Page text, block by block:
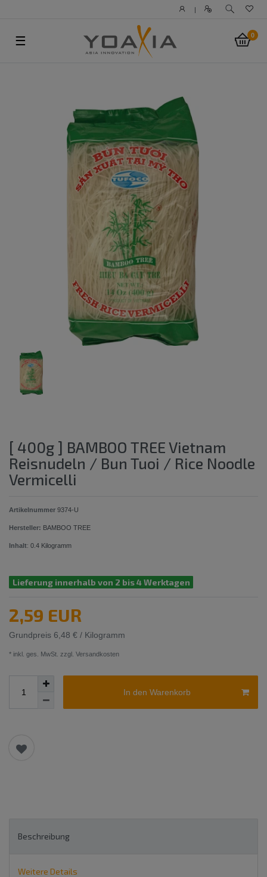
|
0
☰
[ 400g ] BAMBOO TREE Vietnam
Reisnudeln / Bun Tuoi / Rice Noodle
Vermicelli
Artikelnummer 9374-U
Hersteller: BAMBOO TREE
Inhalt: 0.4 Kilogramm
Lieferung innerhalb von 2 bis 4 Werktagen
2,59 EUR
Grundpreis 6,48 € / Kilogramm
* inkl. ges. MwSt. zzgl. Versandkosten
In den Warenkorb
Beschreibung
Weitere Details